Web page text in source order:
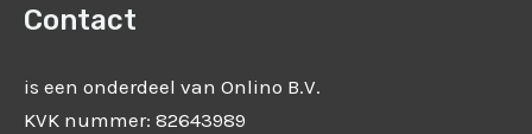
Contact
is een onderdeel van Onlino B.V.
KVK nummer: 82643989